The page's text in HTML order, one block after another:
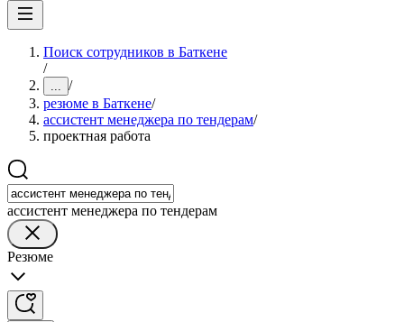
Поиск сотрудников в Баткене
/
... /
резюме в Баткене/
ассистент менеджера по тендерам/
проектная работа
ассистент менеджера по тендерам
Резюме